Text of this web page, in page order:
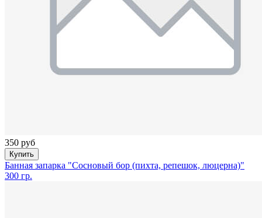
350 руб
Купить
Банная запарка "Сосновый бор (пихта, репешок, люцерна)"
300 гр.